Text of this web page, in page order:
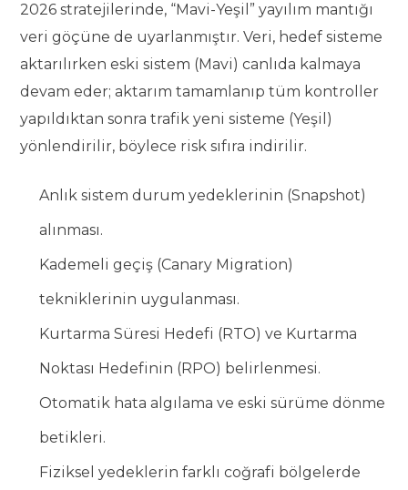
2026 stratejilerinde, “Mavi-Yeşil” yayılım mantığı
veri göçüne de uyarlanmıştır. Veri, hedef sisteme
aktarılırken eski sistem (Mavi) canlıda kalmaya
devam eder; aktarım tamamlanıp tüm kontroller
yapıldıktan sonra trafik yeni sisteme (Yeşil)
yönlendirilir, böylece risk sıfıra indirilir.
Anlık sistem durum yedeklerinin (Snapshot)
alınması.
Kademeli geçiş (Canary Migration)
tekniklerinin uygulanması.
Kurtarma Süresi Hedefi (RTO) ve Kurtarma
Noktası Hedefinin (RPO) belirlenmesi.
Otomatik hata algılama ve eski sürüme dönme
betikleri.
Fiziksel yedeklerin farklı coğrafi bölgelerde